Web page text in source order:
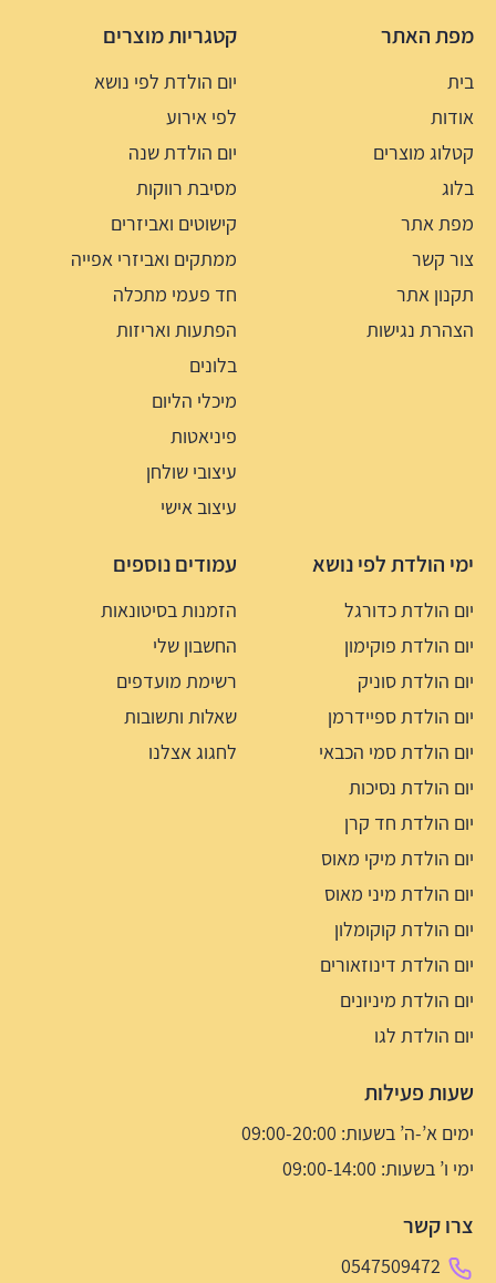
מפת האתר
בית
אודות
קטלוג מוצרים
בלוג
מפת אתר
צור קשר
תקנון אתר
הצהרת נגישות
קטגריות מוצרים
יום הולדת לפי נושא
לפי אירוע
יום הולדת שנה
מסיבת רווקות
קישוטים ואביזרים
ממתקים ואביזרי אפייה
חד פעמי מתכלה
הפתעות ואריזות
בלונים
מיכלי הליום
פיניאטות
עיצובי שולחן
עיצוב אישי
ימי הולדת לפי נושא
יום הולדת כדורגל
יום הולדת פוקימון
יום הולדת סוניק
יום הולדת ספיידרמן
יום הולדת סמי הכבאי
יום הולדת נסיכות
יום הולדת חד קרן
יום הולדת מיקי מאוס
יום הולדת מיני מאוס
יום הולדת קוקומלון
יום הולדת דינוזאורים
יום הולדת מיניונים
יום הולדת לגו
עמודים נוספים
הזמנות בסיטונאות
החשבון שלי
רשימת מועדפים
שאלות ותשובות
לחגוג אצלנו
שעות פעילות
ימים א’-ה’ בשעות: 09:00-20:00
ימי ו’ בשעות: 09:00-14:00
צרו קשר
0547509472